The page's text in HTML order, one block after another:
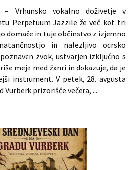
– Vrhunsko vokalno doživetje v
Perpetuum Jazzile že več kot tri
domače in tuje občinstvo z izjemno
in nalezljivo odrsko
zvok, ustvarjen izključno s
meje med žanri in dokazuje, da je
instrument. V petek, 28. avgusta
Vurberk prizorišče večera, ...